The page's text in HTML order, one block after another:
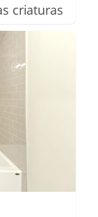
criaturas